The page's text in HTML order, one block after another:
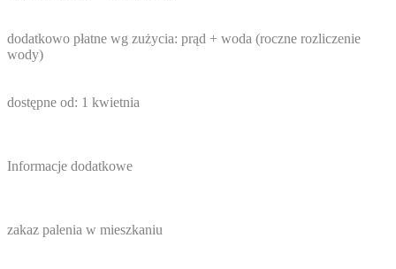
dodatkowo płatne wg zużycia: prąd + woda (roczne rozliczenie
wody)
dostępne od: 1 kwietnia
Informacje dodatkowe
zakaz palenia w mieszkaniu